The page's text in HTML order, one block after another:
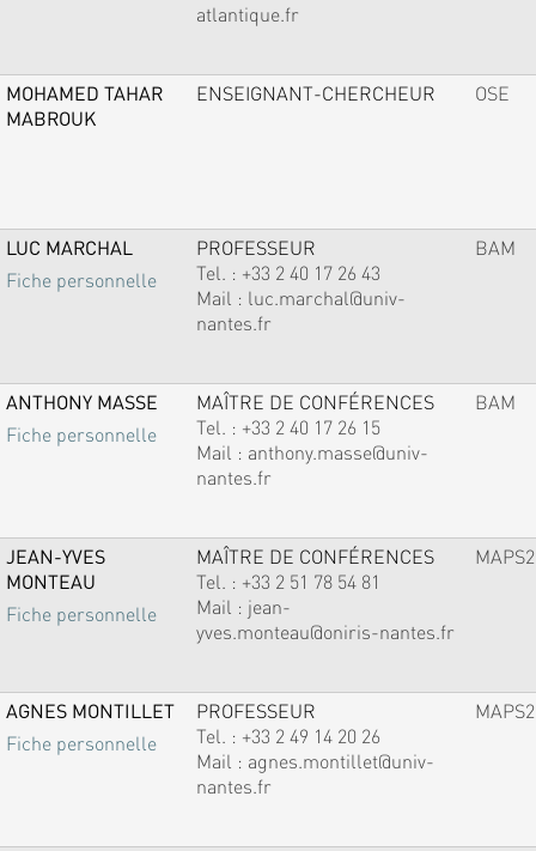
atlantique.fr
MOHAMED TAHAR
MABROUK
ENSEIGNANT-CHERCHEUR OSE
LUC MARCHAL
Fiche personnelle
PROFESSEUR
Tel. : +33 2 40 17 26 43
Mail : luc.marchal@univ-
nantes.fr
BAM
ANTHONY MASSE
Fiche personnelle
MAÎTRE DE CONFÉRENCES
Tel. : +33 2 40 17 26 15
Mail : anthony.masse@univ-
nantes.fr
BAM
JEAN-YVES
MONTEAU
Fiche personnelle
MAÎTRE DE CONFÉRENCES
Tel. : +33 2 51 78 54 81
Mail : jean-
yves.monteau@oniris-nantes.fr
MAPS2
AGNES MONTILLET
Fiche personnelle
PROFESSEUR
Tel. : +33 2 49 14 20 26
Mail : agnes.montillet@univ-
nantes.fr
MAPS2